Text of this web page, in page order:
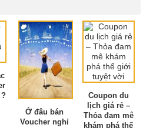
Ở đâu bán
Voucher nghỉ
Coupon du
lịch giá rẻ –
Thỏa đam mê
khám phá thế